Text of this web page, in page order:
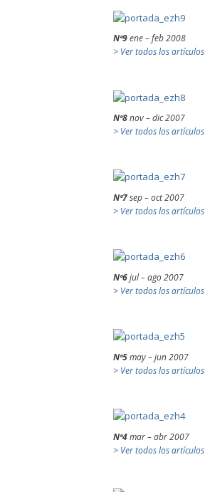
Nº9ene – feb 2008
> Ver todos los artículos
Nº8nov – dic 2007
> Ver todos los artículos
Nº7sep – oct 2007
> Ver todos los artículos
Nº6jul – ago 2007
> Ver todos los artículos
Nº5may – jun 2007
> Ver todos los artículos
Nº4mar – abr 2007
> Ver todos los artículos